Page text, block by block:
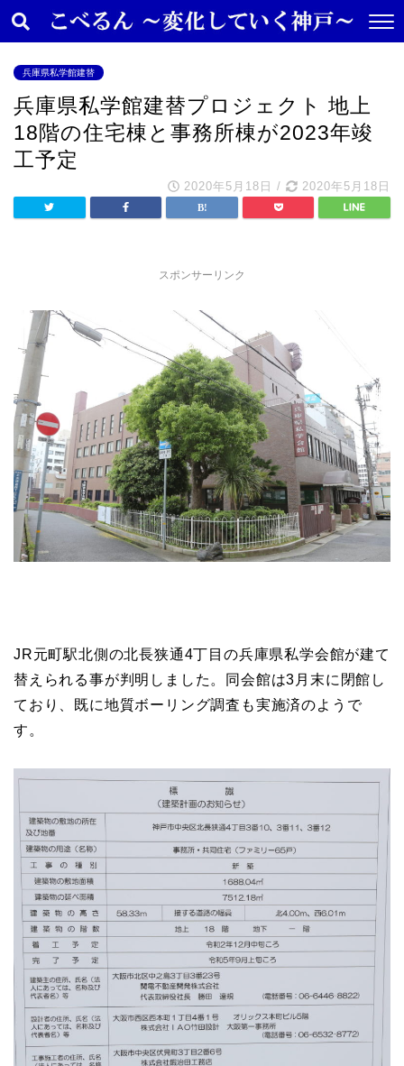
兵庫県私学館建替
兵庫県私学館建替プロジェクト 地上
18階の住宅棟と事務所棟が2023年竣
工予定
2020年5月18日 / 2020年5月18日
スポンサーリンク
JR元町駅北側の北長狭通4丁目の兵庫県私学会館が建て
替えられる事が判明しました。同会館は3月末に閉館し
ており、既に地質ボーリング調査も実施済のようで
す。